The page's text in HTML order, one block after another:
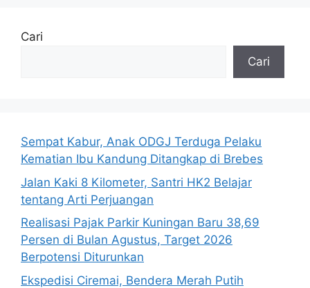
Cari
Cari
Sempat Kabur, Anak ODGJ Terduga Pelaku
Kematian Ibu Kandung Ditangkap di Brebes
Jalan Kaki 8 Kilometer, Santri HK2 Belajar
tentang Arti Perjuangan
Realisasi Pajak Parkir Kuningan Baru 38,69
Persen di Bulan Agustus, Target 2026
Berpotensi Diturunkan
Ekspedisi Ciremai, Bendera Merah Putih